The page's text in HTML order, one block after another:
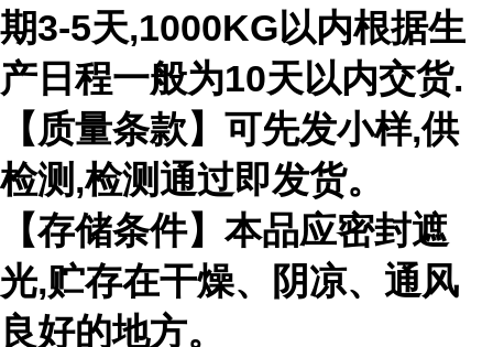
期3-5天,1000KG以内根据生
产日程一般为10天以内交货.
【质量条款】可先发小样,供
检测,检测通过即发货。
【存储条件】本品应密封遮
光,贮存在干燥、阴凉、通风
良好的地方。